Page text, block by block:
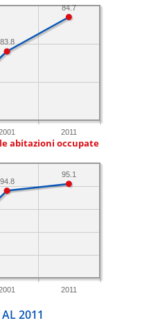
2011
84.7
83.8
abitazioni occupate
2011
95.1
94.8
2011